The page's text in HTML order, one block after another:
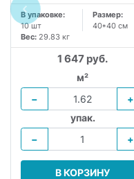
В упаковке:
10 шт
Размер:
40*40 см
Вес: 29.83 кг
1 647 руб.
м²
−
+
упак.
−
+
В КОРЗИНУ